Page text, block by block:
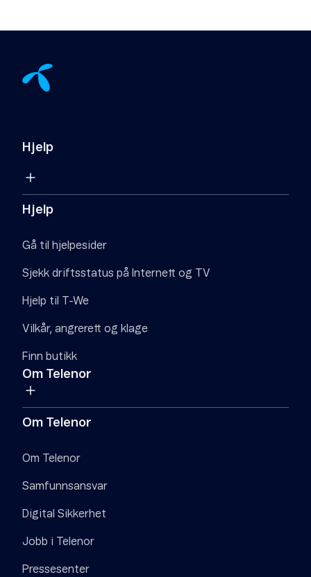
Hjelp
Hjelp
Gå til hjelpesider
Sjekk driftsstatus på Internett og TV
Hjelp til T-We
Vilkår, angrerett og klage
Finn butikk
Om Telenor
Om Telenor
Om Telenor
Samfunnsansvar
Digital Sikkerhet
Jobb i Telenor
Pressesenter